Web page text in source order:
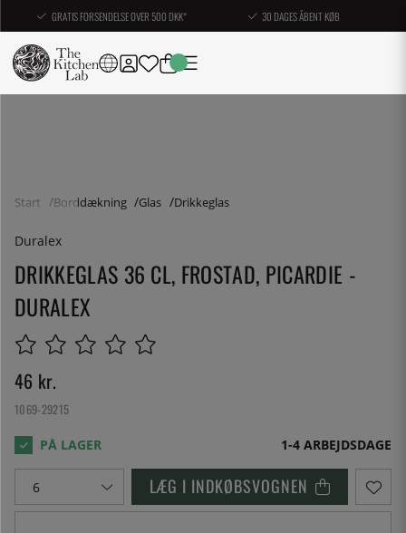
GRATIS FORSENDELSE OVER 500 DKK* 30 DAGES ÅBENT KØB
Start Borddækning Glas Drikkeglas
Duralex
DRIKKEGLAS 36 CL, FROSTAD, PICARDIE -
DURALEX
46 kr.
1069-29215
1-4 ARBEJDSDAGE
LÆG I INDKØBSVOGNEN